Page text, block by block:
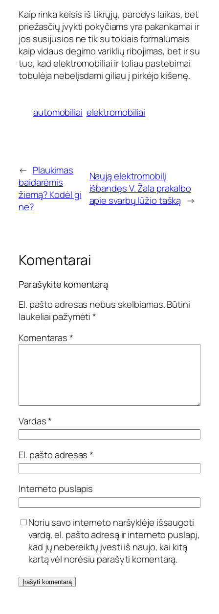
Kaip rinka keisis iš tikrųjų, parodys laikas, bet
priežasčių įvykti pokyčiams yra pakankamai ir
jos susijusios ne tik su tokiais formalumais
kaip vidaus degimo variklių ribojimas, bet ir su
tuo, kad elektromobiliai ir toliau pastebimai
tobulėja nebelįsdami giliau į pirkėjo kišenę.
automobiliai elektromobiliai
← Plaukimas
baidarėmis
žiemą? Kodėl gi
ne?
Naują elektromobilį
išbandęs V. Žala prakalbo
apie svarbų lūžio tašką →
Komentarai
Parašykite komentarą
El. pašto adresas nebus skelbiamas.Būtini
laukeliai pažymėti*
Komentaras*
Vardas*
El. pašto adresas*
Interneto puslapis
Noriu savo interneto naršyklėje išsaugoti
vardą, el. pašto adresą ir interneto puslapį,
kad jų nebereiktų įvesti iš naujo, kai kitą
kartą vėl norėsiu parašyti komentarą.